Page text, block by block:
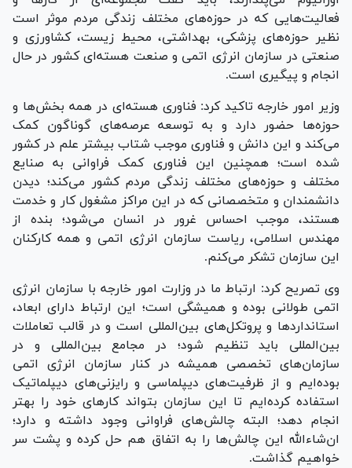
فعالیت‌هایی که در حوزه‌های مختلف زندگی مردم موثر است
نظیر حوزه‌های پزشکی، بهداشتی، محیط زیست، کشاورزی و
صنعتی در سازمان انرژی اتمی و صنعت هسته‌ای کشور در حال
انجام و پیگیری است.
وزیر امور خارجه تاکید کرد: فناوری هسته‌ای در همه بخش‌ها و
حوزه‌ها حضور دارد و به توسعه عرصه‌های گوناگون کمک
می‌کند و این دانش و فناوری موجب شتاب بیشتر علم در کشور
شده است؛ همچنین این فناوری کمک فراوانی به صنایع
مختلف و حوزه‌های مختلف زندگی مردم کشور می‌کند؛ دیدن
دانشمندان و متخصصانی که در این مراکز مشغول کار و خدمت
هستند، موجب احساس غرور در انسان می‌شود؛ بنده از
مهندس اسلامی، ریاست سازمان انرژی اتمی و همه کارکنان
این سازمان تشکر می‌کنم.
وی تصریح کرد: ارتباط ما در وزارت امور خارجه با سازمان انرژی
اتمی طولانی بوده و همیشگی است؛ این ارتباط دارای ابعاد،
استاندارد‌ها و پروتکل‌های بین‌المللی است و در قالب تعاملات
بین‌المللی باید تنظیم شود؛ در مجامع بین‌المللی و در
سازمان‌های تخصصی همیشه در کنار سازمان انرژی اتمی
بوده‌ایم و از ظرفیت‌های دیپلماسی و رایزنی‌های دیپلماتیک
استفاده کرده‌ایم تا این سازمان بتواند کار‌های خود را بهتر
انجام دهد؛ البته چالش‌های فراوانی وجود داشته و دارد؛
ان‌شاء‌الله این چالش‌ها را به اتفاق هم حل کرده و پشت سر
خواهیم گذاشت.